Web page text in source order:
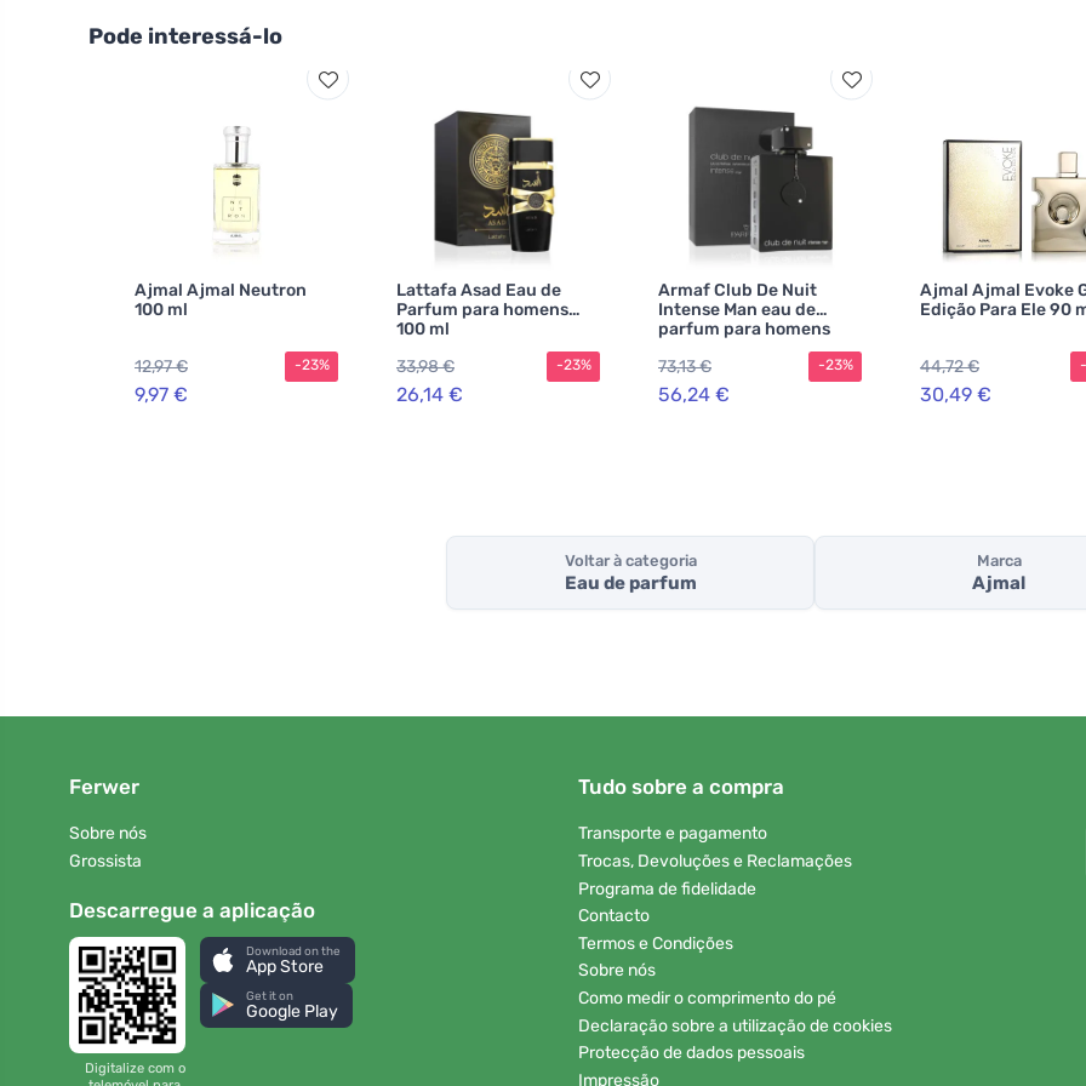
Pode interessá-lo
Ajmal Ajmal Neutron
100 ml
12,97 €
9,97 €
-23%
Lattafa Asad Eau de
Parfum para homens
100 ml
33,98 €
26,14 €
-23%
Armaf Club De Nuit
Intense Man eau de
parfum para homens
73,13 €
56,24 €
-23%
Ajmal Ajmal Evoke
Edição Para Ele 90
44,72 €
30,49 €
Voltar à categoria
Eau de parfum
Marca
Ajmal
Ferwer
Sobre nós
Grossista
Descarregue a aplicação
Digitalize com o
Download on the
App Store
Get it on
Google Play
Tudo sobre a compra
Transporte e pagamento
Trocas, Devoluções e Reclamações
Programa de fidelidade
Contacto
Termos e Condições
Sobre nós
Como medir o comprimento do pé
Declaração sobre a utilização de cookies
Protecção de dados pessoais
Impressão